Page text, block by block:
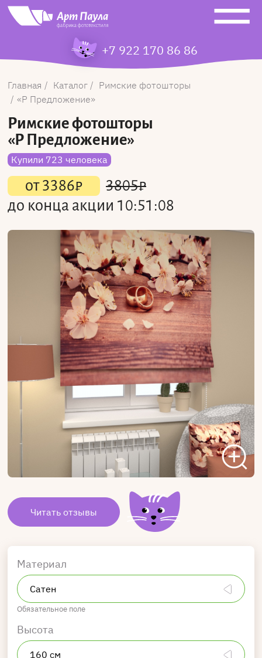
+7 922 170 86 86
Главная Каталог
Римские фотошторы
Р Предложение
Римские фотошторы
«Р Предложение»
Купили 723 человека
от3386₽ 3805₽
до конца акции 10:51:08
Читать отзывы
Материал
Обязательное поле
Высота